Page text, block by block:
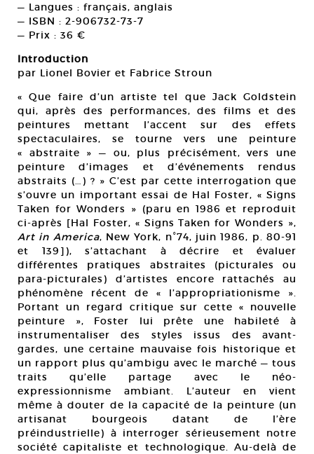
— Langues : français, anglais
— ISBN : 2-906732-73-7
— Prix : 36 €
Introduction
par Lionel Bovier et Fabrice Stroun
« Que faire d’un artiste tel que Jack Goldstein
qui, après des performances, des films et des
peintures mettant l’accent sur des effets
spectaculaires, se tourne vers une peinture
« abstraite » — ou, plus précisément, vers une
peinture d’images et d’événements rendus
abstraits (…) ? » C’est par cette interrogation que
s’ouvre un important essai de Hal Foster, « Signs
Taken for Wonders » (paru en 1986 et reproduit
ci-après [Hal Foster, « Signs Taken for Wonders »,
Art in America, New York, n°74, juin 1986, p. 80-91
et 139]), s’attachant à décrire et évaluer
différentes pratiques abstraites (picturales ou
para-picturales) d’artistes encore rattachés au
phénomène récent de « l’appropriationisme ».
Portant un regard critique sur cette « nouvelle
peinture », Foster lui prête une habileté à
instrumentaliser des styles issus des avant-
gardes, une certaine mauvaise fois historique et
un rapport plus qu’ambigu avec le marché — tous
traits qu’elle partage avec le néo-
expressionnisme ambiant. L’auteur en vient
même à douter de la capacité de la peinture (un
artisanat bourgeois datant de l’ère
préindustrielle) à interroger sérieusement notre
société capitaliste et technologique. Au-delà de